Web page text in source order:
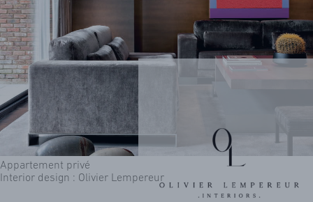
Appartement privé
Interior design : Olivier Lempereur